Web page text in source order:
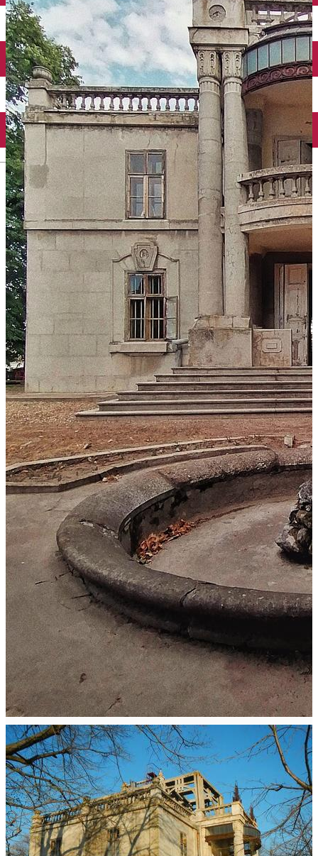
English
Închirieri auto
Închirieri biciclete
Taxi
Încărcare vehicule electrice